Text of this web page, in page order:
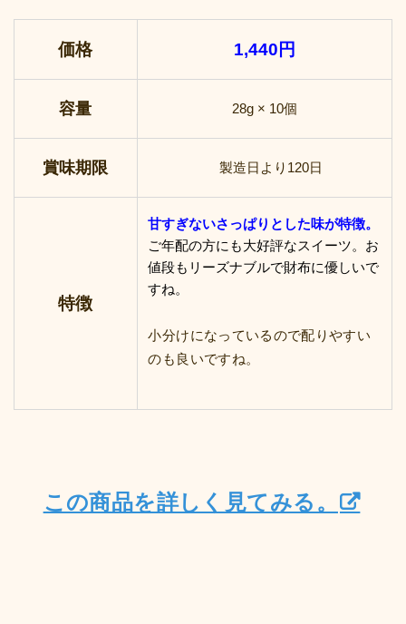
価格 1,440円
容量 28g × 10個
賞味期限 製造日より120日
特徴
甘すぎないさっぱりとした味が特徴。
ご年配の方にも大好評なスイーツ。お
値段もリーズナブルで財布に優しいで
すね。
小分けになっているので配りやすい
のも良いですね。
この商品を詳しく見てみる。